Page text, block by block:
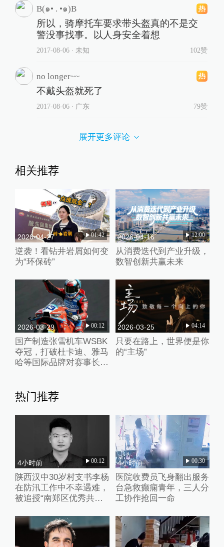
B(๑• . •๑)B
所以，骑摩托车要求带头盔真的不是交
警没事找事。以人身安全着想
2017-08-06∙ 未知 102赞
no longer~~
不戴头盔就死了
2017-08-06∙ 广东 79赞
展开更多评论
相关推荐
2026-04-27 01:42
逆袭！看钻井岩屑如何变
为“环保砖”
2026-04-16 12:00
从消费迭代到产业升级，
数智创新共赢未来
2026-03-29 00:12
国产制造张雪机车WSBK
夺冠，打破杜卡迪、雅马
哈等国际品牌对赛事长期
2026-03-25 04:14
只要在路上，世界便是你
的“主场”
热门推荐
4小时前 00:12
陕西汉中30岁村支书李杨
在防汛工作中不幸遇难，
被追授“南郑区优秀共产
4小时前 00:30
医院收费员飞身翻出服务
台急救癫痫青年，三人分
工协作抢回一命